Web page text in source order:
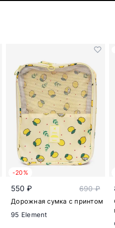
-20%
550 ₽ 690 ₽
Дорожная сумка с принтом
95 Element